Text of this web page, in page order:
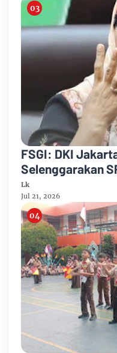
FSGI: DKI
Selenggarakan
Inovasi Layanan
Pendaftar
Lk
Jul 21, 2026